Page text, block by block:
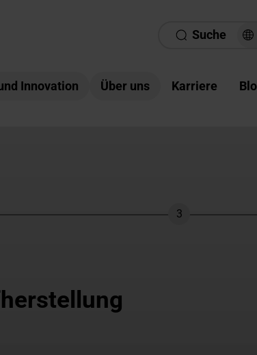
Suche
Innovation Über uns Karriere
Schritt
3